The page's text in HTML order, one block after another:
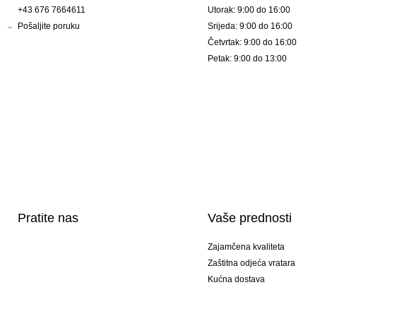
+43 676 7664611
Pošaljite poruku
Utorak: 9:00 do 16:00
Srijeda: 9:00 do 16:00
Četvrtak: 9:00 do 16:00
Petak: 9:00 do 13:00
Pratite nas Vaše prednosti
Zajamčena kvaliteta
Zaštitna odjeća vratara
Kućna dostava